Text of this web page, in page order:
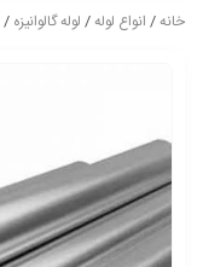
خانه/ انواع لوله/ لوله گالوانیزه /